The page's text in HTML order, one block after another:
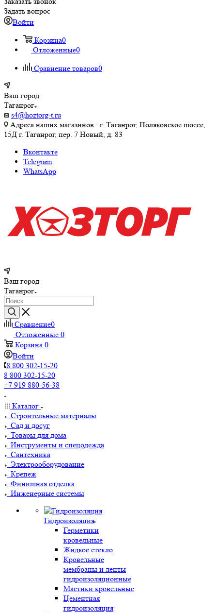
Задать вопрос
Войти
Корзина0
Отложенные0
Сравнение товаров0
Ваш город
Таганрог
s4@hoztorg-t.ru
Адреса наших магазинов : г. Таганрог, Поляковское шоссе,
15Д г. Таганрог, пер. 7 Новый, д. 83
Вконтакте
Telegram
WhatsApp
Ваш город
Таганрог
Сравнение0
Отложенные 0
Корзина 0
Войти
8 800 302-15-20
8 800 302-15-20
+7 919 880-56-38
Каталог
Строительные материалы
Сад и досуг
Товары для дома
Инструменты и спецодежда
Сантехника
Электрооборудование
Крепеж
Финишная отделка
Инженерные системы
Гидроизоляция
Герметики
кровельные
Жидкое стекло
Кровельные
мембраны и ленты
гидроизоляционные
Мастики кровельные
Цементная
гидроизоляция